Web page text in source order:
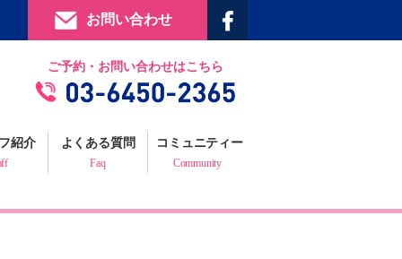
お問い合わせ
ご予約・お問い合わせはこちら
紹介 よくある質問
Faq
コミュニティー
Community
提携施設
フィジックスマイルギャラリー
プロフェッショナルからの推薦状